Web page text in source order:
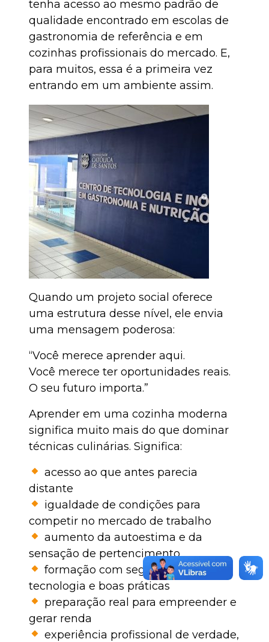
tenha acesso ao mesmo padrão de
qualidade encontrado em escolas de
gastronomia de referência e em
cozinhas profissionais do mercado. E,
para muitos, essa é a primeira vez
entrando em um ambiente assim.
Quando um projeto social oferece
uma estrutura desse nível, ele envia
uma mensagem poderosa:
“Você merece aprender aqui.
Você merece ter oportunidades reais.
O seu futuro importa.”
Aprender em uma cozinha moderna
significa muito mais do que dominar
técnicas culinárias. Significa:
acesso ao que antes parecia
distante
igualdade de condições para
competir no mercado de trabalho
aumento da autoestima e da
sensação de pertencimento
formação com segurança,
tecnologia e boas práticas
preparação real para empreender e
gerar renda
experiência profissional de verdade,